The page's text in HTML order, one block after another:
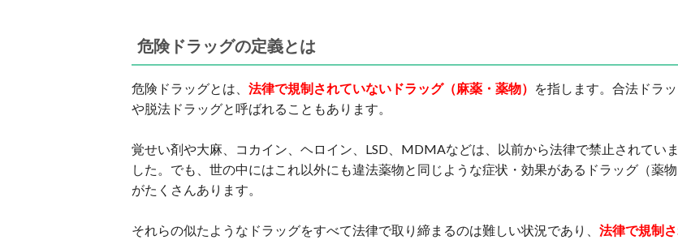
危険ドラッグの定義とは
危険ドラッグとは、 法律で規制されていないドラッグ（麻薬・薬物） を指します。合法ドラ
や脱法ドラッグと呼ばれることもあります。
覚せい剤や大麻、コカイン、ヘロイン、LSD、MDMAなどは、以前から法律で禁止されていま
した。でも、世の中にはこれ以外にも違法薬物と同じような症状・効果があるドラッグ（薬物
がたくさんあります。
それらの似たようなドラッグをすべて法律で取り締まるのは難しい状況であり、 法律で規制